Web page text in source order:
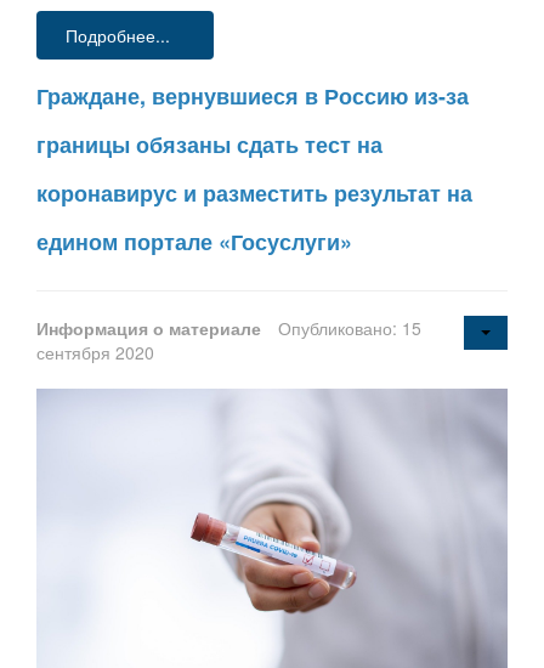
Подробнее...
Граждане, вернувшиеся в Россию из-за
границы обязаны сдать тест на
коронавирус и разместить результат на
едином портале «Госуслуги»
Информация о материале
Опубликовано: 15
сентября 2020